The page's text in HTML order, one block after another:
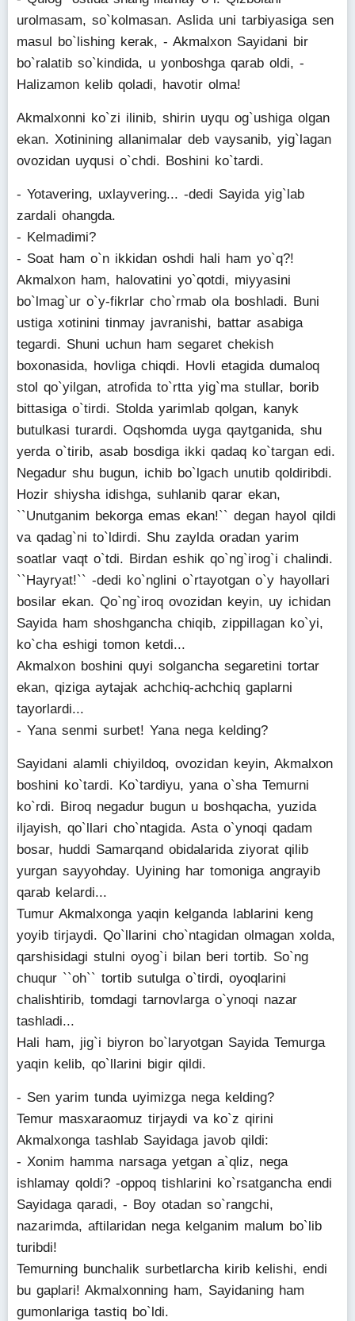
urolmasam, so`kolmasan. Aslida uni tarbiyasiga sen
masul bo`lishing kerak, - Akmalxon Sayidani bir
bo`ralatib so`kindida, u yonboshga qarab oldi, -
Halizamon kelib qoladi, havotir olma!
Akmalxonni ko`zi ilinib, shirin uyqu og`ushiga olgan
ekan. Xotinining allanimalar deb vaysanib, yig`lagan
ovozidan uyqusi o`chdi. Boshini ko`tardi.
- Yotavering, uxlayvering... -dedi Sayida yig`lab
zardali ohangda.
- Kelmadimi?
- Soat ham o`n ikkidan oshdi hali ham yo`q?!
Akmalxon ham, halovatini yo`qotdi, miyyasini
bo`lmag`ur o`y-fikrlar cho`rmab ola boshladi. Buni
ustiga xotinini tinmay javranishi, battar asabiga
tegardi. Shuni uchun ham segaret chekish
boxonasida, hovliga chiqdi. Hovli etagida dumaloq
stol qo`yilgan, atrofida to`rtta yig`ma stullar, borib
bittasiga o`tirdi. Stolda yarimlab qolgan, kanyk
butulkasi turardi. Oqshomda uyga qaytganida, shu
yerda o`tirib, asab bosdiga ikki qadaq ko`targan edi.
Negadur shu bugun, ichib bo`lgach unutib qoldiribdi.
Hozir shiysha idishga, suhlanib qarar ekan,
``Unutganim bekorga emas ekan!`` degan hayol qildi
va qadag`ni to`ldirdi. Shu zaylda oradan yarim
soatlar vaqt o`tdi. Birdan eshik qo`ng`irog`i chalindi.
``Hayryat!`` -dedi ko`nglini o`rtayotgan o`y hayollari
bosilar ekan. Qo`ng`iroq ovozidan keyin, uy ichidan
Sayida ham shoshgancha chiqib, zippillagan ko`yi,
ko`cha eshigi tomon ketdi...
Akmalxon boshini quyi solgancha segaretini tortar
ekan, qiziga aytajak achchiq-achchiq gaplarni
tayorlardi...
- Yana senmi surbet! Yana nega kelding?
Sayidani alamli chiyildoq, ovozidan keyin, Akmalxon
boshini ko`tardi. Ko`tardiyu, yana o`sha Temurni
ko`rdi. Biroq negadur bugun u boshqacha, yuzida
iljayish, qo`llari cho`ntagida. Asta o`ynoqi qadam
bosar, huddi Samarqand obidalarida ziyorat qilib
yurgan sayyohday. Uyining har tomoniga angrayib
qarab kelardi...
Tumur Akmalxonga yaqin kelganda lablarini keng
yoyib tirjaydi. Qo`llarini cho`ntagidan olmagan xolda,
qarshisidagi stulni oyog`i bilan beri tortib. So`ng
chuqur ``oh`` tortib sutulga o`tirdi, oyoqlarini
chalishtirib, tomdagi tarnovlarga o`ynoqi nazar
tashladi...
Hali ham, jig`i biyron bo`laryotgan Sayida Temurga
yaqin kelib, qo`llarini bigir qildi.
- Sen yarim tunda uyimizga nega kelding?
Temur masxaraomuz tirjaydi va ko`z qirini
Akmalxonga tashlab Sayidaga javob qildi:
- Xonim hamma narsaga yetgan a`qliz, nega
ishlamay qoldi? -oppoq tishlarini ko`rsatgancha endi
Sayidaga qaradi, - Boy otadan so`rangchi,
nazarimda, aftilaridan nega kelganim malum bo`lib
turibdi!
Temurning bunchalik surbetlarcha kirib kelishi, endi
bu gaplari! Akmalxonning ham, Sayidaning ham
gumonlariga tastiq bo`ldi.